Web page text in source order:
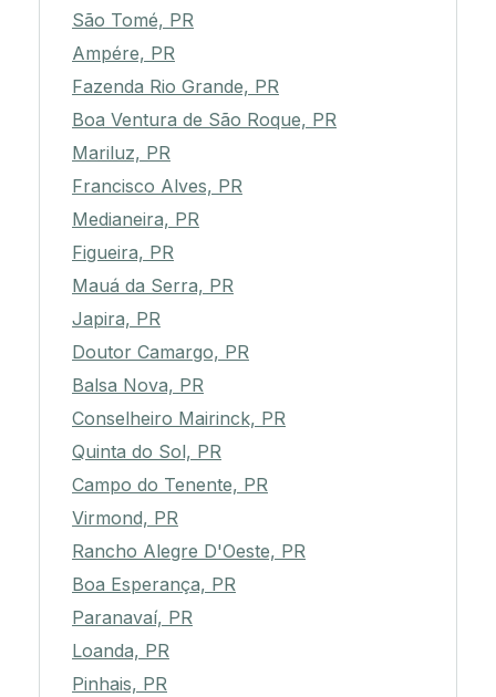
São Tomé, PR
Ampére, PR
Fazenda Rio Grande, PR
Boa Ventura de São Roque, PR
Mariluz, PR
Francisco Alves, PR
Medianeira, PR
Figueira, PR
Mauá da Serra, PR
Japira, PR
Doutor Camargo, PR
Balsa Nova, PR
Conselheiro Mairinck, PR
Quinta do Sol, PR
Campo do Tenente, PR
Virmond, PR
Rancho Alegre D'Oeste, PR
Boa Esperança, PR
Paranavaí, PR
Loanda, PR
Pinhais, PR